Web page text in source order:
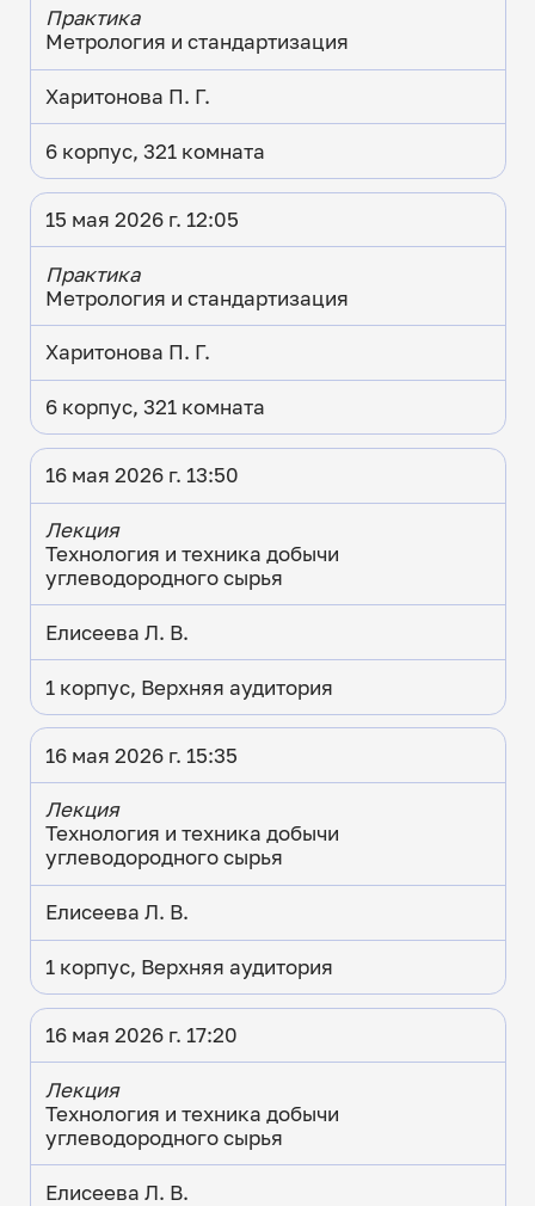
Практика
Метрология и стандартизация
Харитонова П. Г.
6 корпус, 321 комната
15 мая 2026 г. 12:05
Практика
Метрология и стандартизация
Харитонова П. Г.
6 корпус, 321 комната
16 мая 2026 г. 13:50
Лекция
Технология и техника добычи
углеводородного сырья
Елисеева Л. В.
1 корпус, Верхняя аудитория
16 мая 2026 г. 15:35
Лекция
Технология и техника добычи
углеводородного сырья
Елисеева Л. В.
1 корпус, Верхняя аудитория
16 мая 2026 г. 17:20
Лекция
Технология и техника добычи
углеводородного сырья
Елисеева Л. В.